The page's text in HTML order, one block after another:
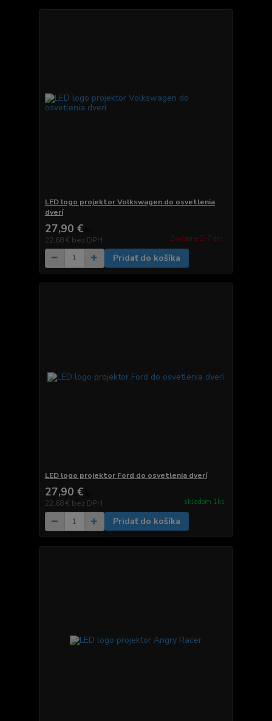
LED logo projektor Volkswagen do osvetlenia
dverí
27,90 €
22,68 € bez DPH Zvyčajne 2-7 dni.
Pridať do košíka
LED logo projektor Ford do osvetlenia dverí
27,90 €
22,68 € bez DPH skladom 1ks
Pridať do košíka